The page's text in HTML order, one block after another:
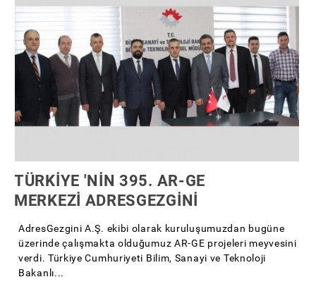
TÜRKİYE 'NİN 395. AR-GE
MERKEZİ ADRESGEZGİNİ
AdresGezgini A.Ş. ekibi olarak kuruluşumuzdan bugüne
üzerinde çalışmakta olduğumuz AR-GE projeleri meyvesini
verdi. Türkiye Cumhuriyeti Bilim, Sanayi ve Teknoloji
Bakanlı...